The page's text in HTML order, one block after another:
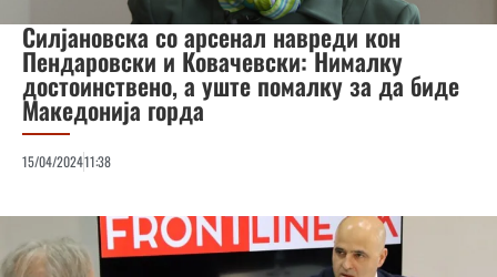
Силјановска со арсенал навреди кон
Пендаровски и Ковачевски: Нималку
достоинствено, а уште помалку за да биде
Македонија горда
15/04/202411:38